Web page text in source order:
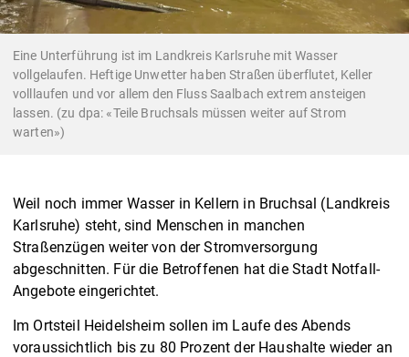
Eine Unterführung ist im Landkreis Karlsruhe mit Wasser
vollgelaufen. Heftige Unwetter haben Straßen überflutet, Keller
volllaufen und vor allem den Fluss Saalbach extrem ansteigen
lassen. (zu dpa: «Teile Bruchsals müssen weiter auf Strom
warten»)
Weil noch immer Wasser in Kellern in Bruchsal (Landkreis
Karlsruhe) steht, sind Menschen in manchen
Straßenzügen weiter von der Stromversorgung
abgeschnitten. Für die Betroffenen hat die Stadt Notfall-
Angebote eingerichtet.
Im Ortsteil Heidelsheim sollen im Laufe des Abends
voraussichtlich bis zu 80 Prozent der Haushalte wieder an